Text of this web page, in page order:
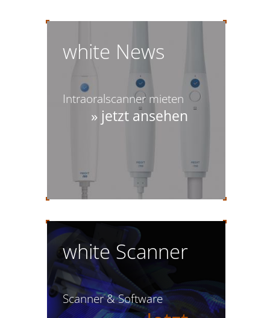
white News
Intraoralscanner mieten
» jetzt ansehen
white Scanner
Scanner & Software